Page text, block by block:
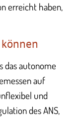
erreicht haben,
das autonome
auf
und
des ANS,